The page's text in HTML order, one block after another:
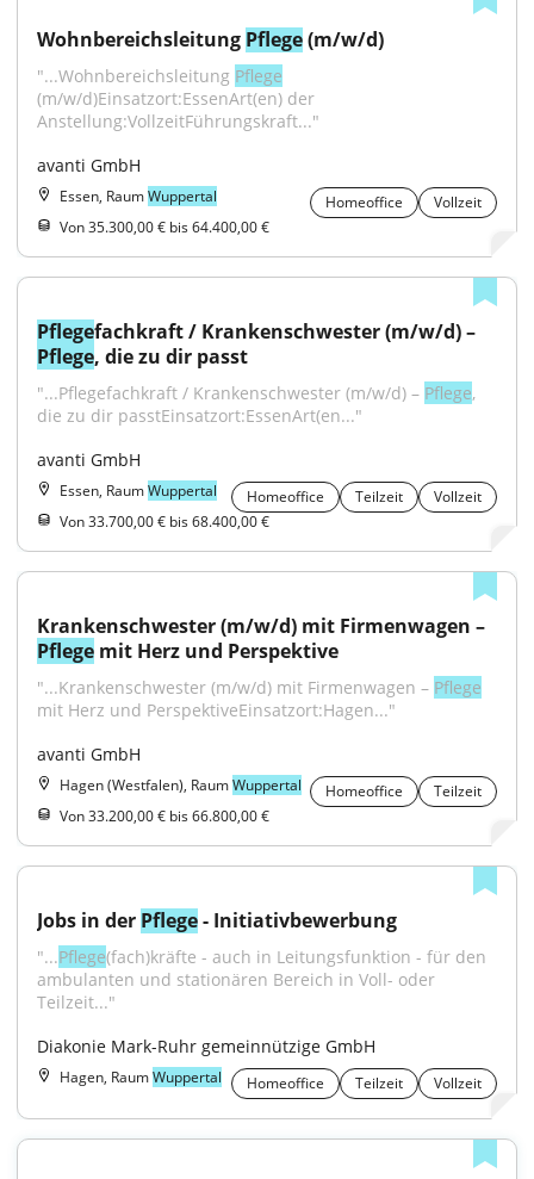
Wohnbereichsleitung Pflege (m/w/d)
"...Wohnbereichsleitung Pflege
(m/w/d)Einsatzort:EssenArt(en) der
Anstellung:VollzeitFührungskraft..."
avanti GmbH
Essen, RaumWuppertal Homeoffice
Vollzeit
Von 35.300,00 € bis 64.400,00 €
Pflege
Pflege, die zu dir passt
"...Pflegefachkraft / Krankenschwester (m/w/d) – Pflege,
die zu dir passtEinsatzort:EssenArt(en..."
avanti GmbH
Essen, RaumWuppertal Homeoffice Teilzeit
Vollzeit
Von 33.700,00 € bis 68.400,00 €
Pflege mit Herz und Perspektive
"...Krankenschwester (m/w/d) mit Firmenwagen – Pflege
mit Herz und PerspektiveEinsatzort:Hagen..."
avanti GmbH
Hagen (Westfalen), RaumWuppertal Homeoffice
Teilzeit
Von 33.200,00 € bis 66.800,00 €
Jobs in der Pflege - Initiativbewerbung
"...Pflege(fach)kräfte - auch in Leitungsfunktion - für den
ambulanten und stationären Bereich in Voll- oder
Teilzeit..."
Diakonie Mark-Ruhr gemeinnützige GmbH
Hagen, RaumWuppertal Homeoffice Teilzeit Vollzeit